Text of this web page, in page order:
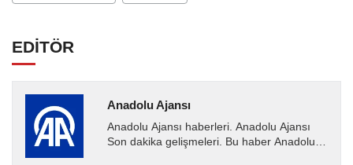
EDİTÖR
Anadolu Ajansı
Anadolu Ajansı haberleri. Anadolu Ajansı
Son dakika gelişmeleri. Bu haber Anadolu